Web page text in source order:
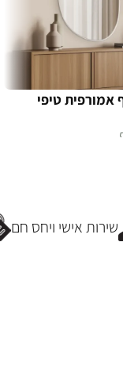
אמורפית טיפי
שירות אישי ויחס חם